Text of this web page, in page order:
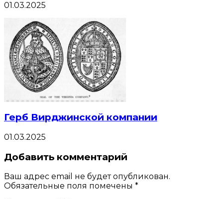
01.03.2025
Герб Вирджинской компании
01.03.2025
Добавить комментарий
Ваш адрес email не будет опубликован.
Обязательные поля помечены *